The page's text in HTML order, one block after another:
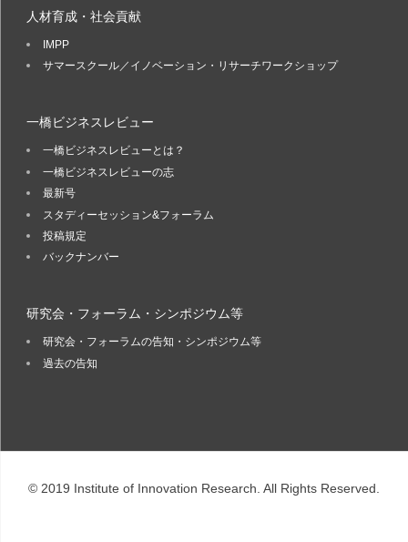
人材育成・社会貢献
IMPP
サマースクール／イノベーション・リサーチワークショップ
一橋ビジネスレビュー
一橋ビジネスレビューとは？
一橋ビジネスレビューの志
最新号
スタディーセッション&フォーラム
投稿規定
バックナンバー
研究会・フォーラム・シンポジウム等
研究会・フォーラムの告知・シンポジウム等
過去の告知
© 2019 Institute of Innovation Research. All Rights Reserved.